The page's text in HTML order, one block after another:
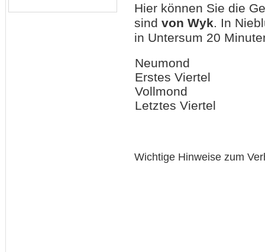
Hier können Sie die
sind von Wyk. In
in Untersum 20
Neumond
Erstes Viertel
Vollmond
Letztes Viertel
Wichtige Hinweise zum